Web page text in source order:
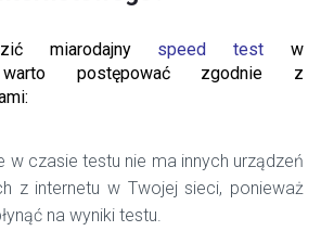
miarodajny speed test w
warto postępować zgodnie z
w czasie testu nie ma innych urządzeń
z internetu w Twojej sieci, ponieważ
na wyniki testu.